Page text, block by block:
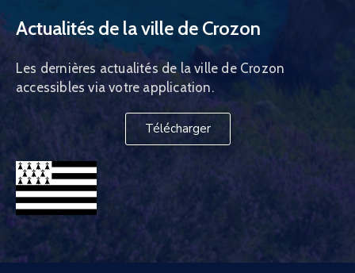
Actualités de la ville de Crozon
Les dernières actualités de la ville de Crozon
accessibles via votre application.
Télécharger